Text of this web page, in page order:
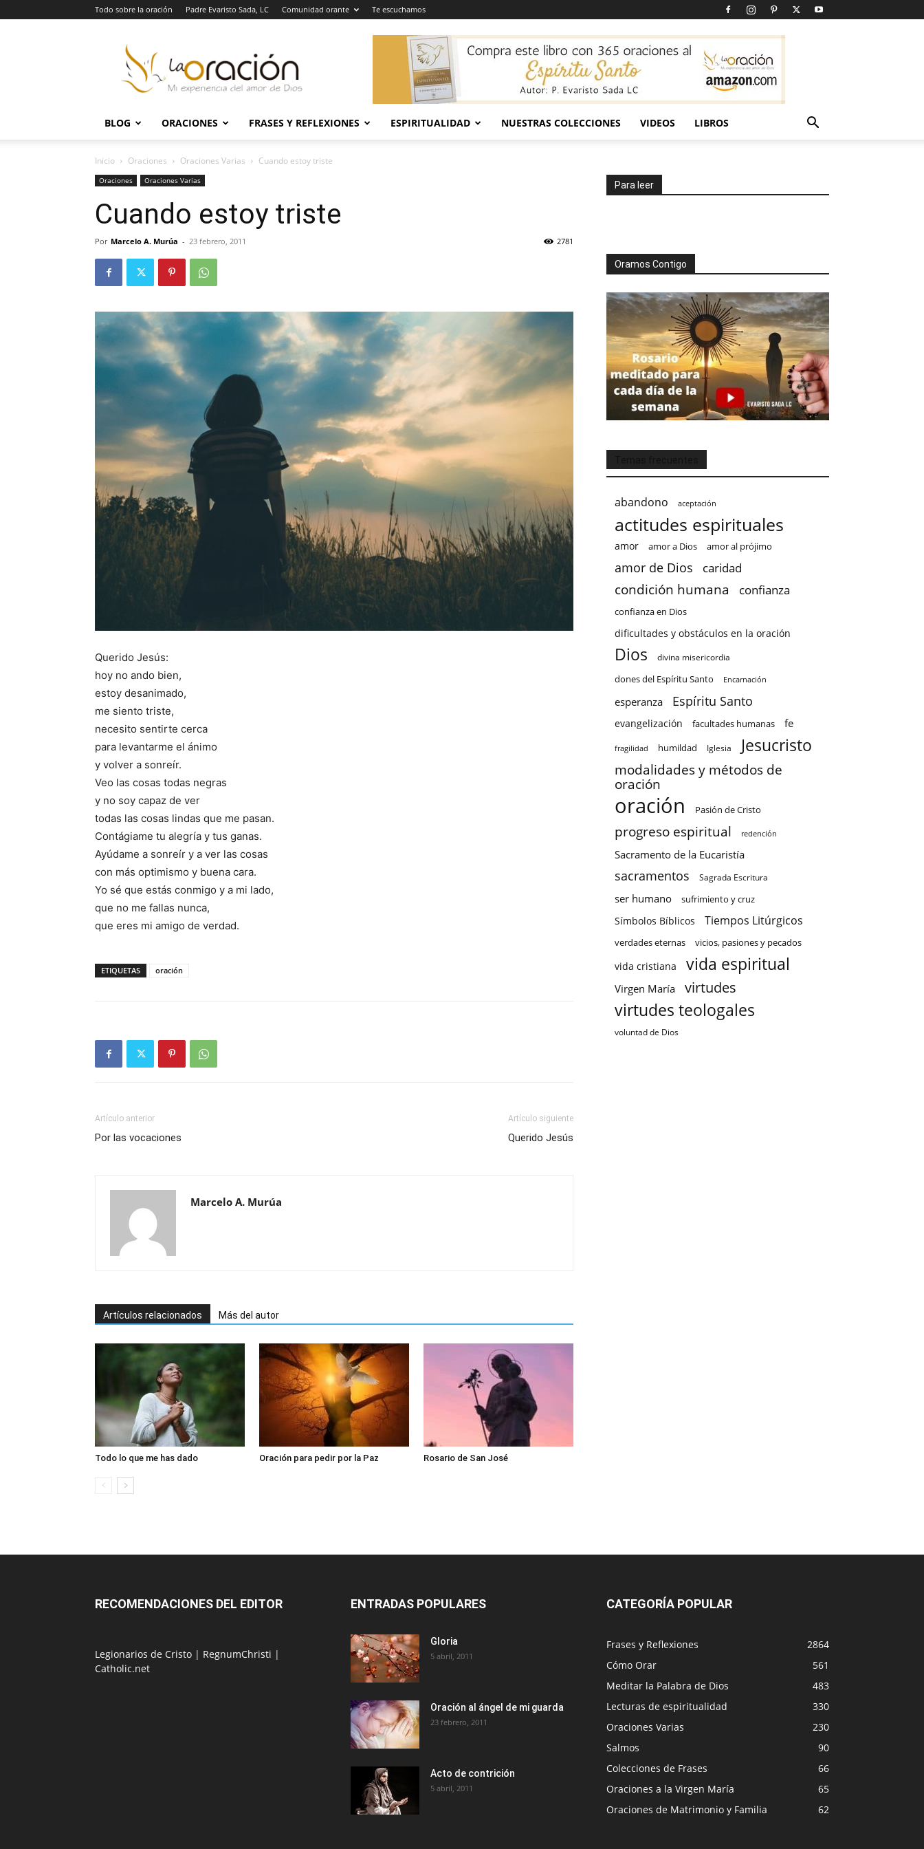
Todo sobre la oración Padre Evaristo Sada, LC Comunidad orante Te escuchamos
Oración
BLOG ORACIONES FRASES Y REFLEXIONES ESPIRITUALIDAD NUESTRAS COLECCIONES VIDEOS LIBROS
Inicio Oraciones Oraciones Varias Cuando estoy triste
Oraciones Oraciones Varias
Cuando estoy triste
Por Marcelo A. Murúa - 23 febrero, 2011 2781
Querido Jesús:
hoy no ando bien,
estoy desanimado,
me siento triste,
necesito sentirte cerca
para levantarme el ánimo
y volver a sonreír.
Veo las cosas todas negras
y no soy capaz de ver
todas las cosas lindas que me pasan.
Contágiame tu alegría y tus ganas.
Ayúdame a sonreír y a ver las cosas
con más optimismo y buena cara.
Yo sé que estás conmigo y a mi lado,
que no me fallas nunca,
que eres mi amigo de verdad.
ETIQUETAS oración
Artículo anterior
Por las vocaciones
Artículo siguiente
Querido Jesús
Marcelo A. Murúa
Artículos relacionados Más del autor
Todo lo que me has dado Oración para pedir por la Paz Rosario de San José
Para leer
Oramos Contigo
abandono aceptación
actitudes espirituales
amor amor a Dios amor al prójimo
amor de Dios caridad
condición humana confianza
confianza en Dios
dificultades y obstáculos en la oración
Dios divina misericordia
dones del Espíritu Santo Encarnación
esperanza Espíritu Santo
evangelización facultades humanas fe
fragilidad humildad Iglesia Jesucristo
modalidades y métodos de
oración
oración Pasión de Cristo
progreso espiritual redención
Sacramento de la Eucaristía
sacramentos Sagrada Escritura
ser humano sufrimiento y cruz
Símbolos Bíblicos Tiempos Litúrgicos
verdades eternas vicios, pasiones y pecados
vida cristiana vida espiritual
Virgen María virtudes
virtudes teologales
voluntad de Dios
RECOMENDACIONES DEL EDITOR
Legionarios de Cristo | RegnumChristi |
Catholic.net
ENTRADAS POPULARES
Gloria
5 abril, 2011
Oración al ángel de mi guarda
23 febrero, 2011
Acto de contrición
5 abril, 2011
CATEGORÍA POPULAR
Frases y Reflexiones
2864
Cómo Orar
561
Meditar la Palabra de Dios
483
Lecturas de espiritualidad
330
Oraciones Varias
230
Salmos
90
Colecciones de Frases
66
Oraciones a la Virgen María
65
Oraciones de Matrimonio y Familia
62